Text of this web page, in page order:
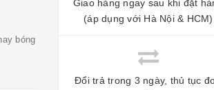
bóng
Giao hàng ngay sau khi đặt
(áp dụng với Hà Nội & HCM)
Đổi trả trong 3 ngày, thủ tục